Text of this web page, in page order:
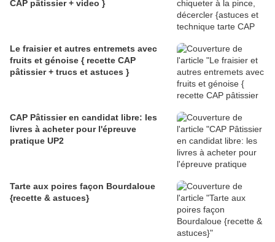
CAP pâtissier + video }
Le fraisier et autres entremets avec
fruits et génoise { recette CAP
pâtissier + trucs et astuces }
CAP Pâtissier en candidat libre: les
livres à acheter pour l'épreuve
pratique UP2
Tarte aux poires façon Bourdaloue
{recette & astuces}